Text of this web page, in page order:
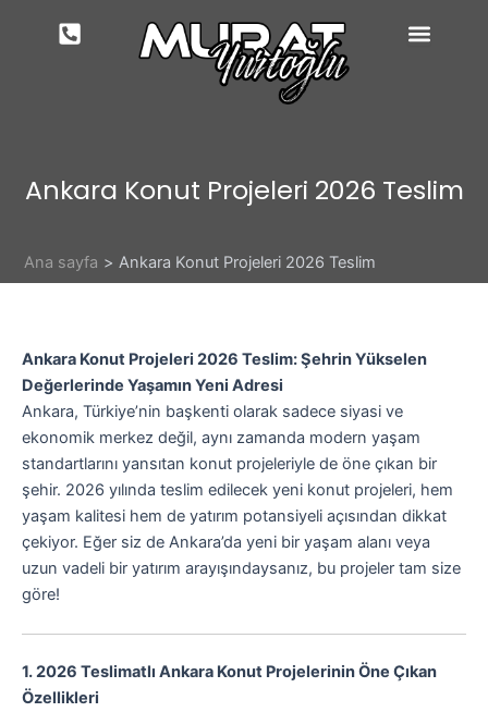
Ankara Konut Projeleri 2026 Teslim
Ana sayfa Ankara Konut Projeleri 2026 Teslim
Ankara Konut Projeleri 2026 Teslim: Şehrin Yükselen
Değerlerinde Yaşamın Yeni Adresi
Ankara, Türkiye’nin başkenti olarak sadece siyasi ve
ekonomik merkez değil, aynı zamanda modern yaşam
standartlarını yansıtan konut projeleriyle de öne çıkan bir
şehir. 2026 yılında teslim edilecek yeni konut projeleri, hem
yaşam kalitesi hem de yatırım potansiyeli açısından dikkat
çekiyor. Eğer siz de Ankara’da yeni bir yaşam alanı veya
uzun vadeli bir yatırım arayışındaysanız, bu projeler tam size
göre!
1. 2026 Teslimatlı Ankara Konut Projelerinin Öne Çıkan
Özellikleri